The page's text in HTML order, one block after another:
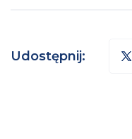
Udostępnij: